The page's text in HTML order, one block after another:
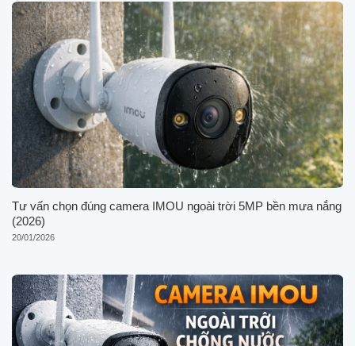
Tư vấn chọn đúng camera IMOU ngoài trời 5MP bền mưa nắng
(2026)
20/01/2026